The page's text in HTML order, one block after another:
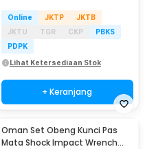
Online JKTP
JKTB
JKTU
TGR CKP
PBKS
PDPK
Lihat Ketersediaan Stok
+ Keranjang
Baru
Oman Set Obeng Kunci Pas
Mata Shock Impact Wrench